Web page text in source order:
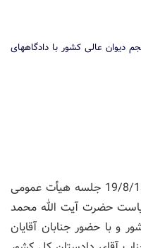
عالی كشور با دادگاههای
در ساعت 30/10 روز سه شنبه 19/8/1377 جلسه هیأت عمومی
حضرت آیت الله محمد
و با حضور جنابان آقایان